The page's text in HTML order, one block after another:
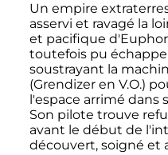
Un empire
asservi et ravagé la
et pacifique
toutefois pu
soustrayant la
(Grendizer en V.O.)
l'espace arrimé dans
Son pilote trouve
avant le début de
découvert, soigné et